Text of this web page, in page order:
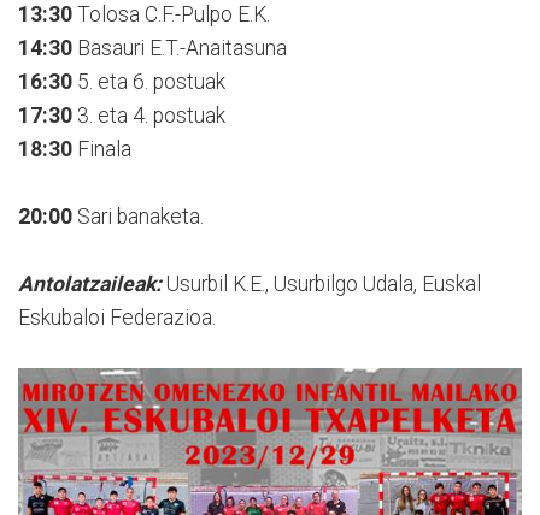
13:30 Tolosa C.F.-Pulpo E.K.
14:30 Basauri E.T.-Anaitasuna
16:30 5. eta 6. postuak
17:30 3. eta 4. postuak
18:30 Finala
20:00 Sari banaketa.
Antolatzaileak: Usurbil K.E., Usurbilgo Udala, Euskal
Eskubaloi Federazioa.